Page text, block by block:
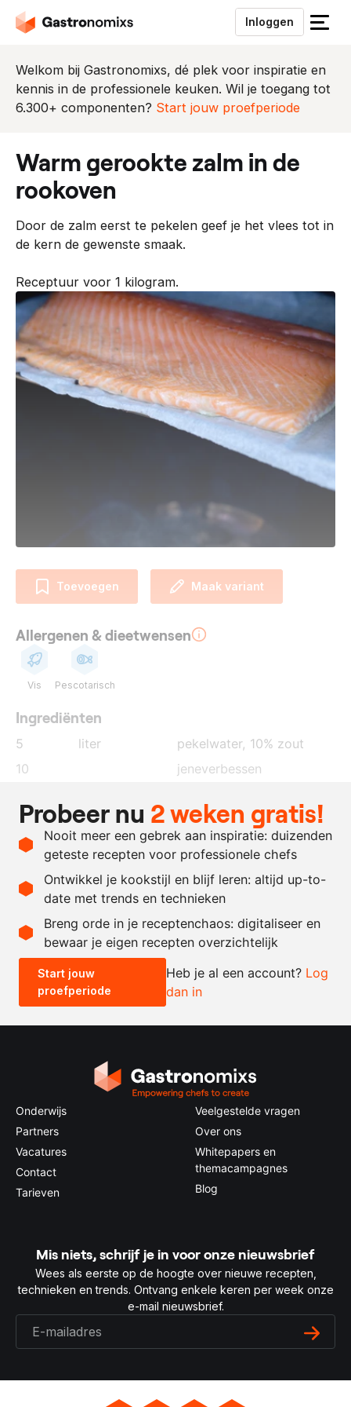
Inloggen
S
u
i
n
Welkom bij Gastronomixs, dé plek voor inspiratie en
kennis in de professionele keuken. Wil je toegang tot
6.300+ componenten? Start jouw proefperiode
warm gerookte zalm in de
rookoven
Door de zalm eerst te pekelen geef je het vlees tot in
de kern de gewenste smaak.
Receptuur voor 1 kilogram.
Toevoegen Maak variant
Allergenen & dieetwensen
Vis Pescotarisch
Ingrediënten
5 liter
pekelwater, 10% zout
10
jeneverbessen
20
peperkorrels
5
gram
venkelzaad
Recept omrekenen
- +
0.5x 1x 2x
Probeer nu 2 weken gratis!
Nooit meer een gebrek aan inspiratie: duizenden
geteste recepten voor professionele chefs
Ontwikkel je kookstijl en blijf leren: altijd up-to-
date met trends en technieken
Breng orde in je receptenchaos: digitaliseer en
bewaar je eigen recepten overzichtelijk
Start jouw
proefperiode
Heb je al een account? Log
dan in
Onderwijs
Partners
Vacatures
Contact
Tarieven
Veelgestelde vragen
Over ons
Whitepapers en
themacampagnes
Blog
Mis niets, schrijf je in voor onze nieuwsbrief
Wees als eerste op de hoogte over nieuwe recepten,
technieken en trends. Ontvang enkele keren per week onze
e-mail nieuwsbrief.